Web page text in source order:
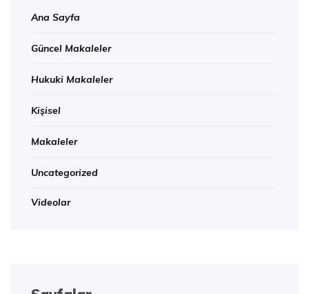
Ana Sayfa
Güncel Makaleler
Hukuki Makaleler
Kişisel
Makaleler
Uncategorized
Videolar